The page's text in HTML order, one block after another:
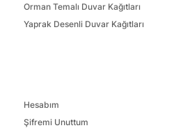
Orman Temalı Duvar Kağıtları
Yaprak Desenli Duvar Kağıtları
Hesabım
Şifremi Unuttum